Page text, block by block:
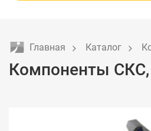
Главная Каталог
Компоненты